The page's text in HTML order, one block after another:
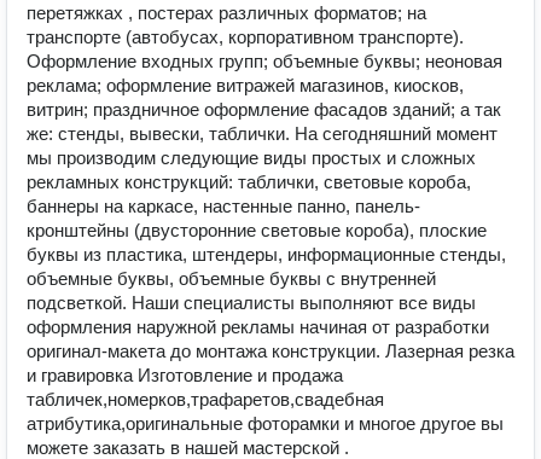
перетяжках , постерах различных форматов; на
транспорте (автобусах, корпоративном транспорте).
Оформление входных групп; объемные буквы; неоновая
реклама; оформление витражей магазинов, киосков,
витрин; праздничное оформление фасадов зданий; а так
же: стенды, вывески, таблички. На сегодняшний момент
мы производим следующие виды простых и сложных
рекламных конструкций: таблички, световые короба,
баннеры на каркасе, настенные панно, панель-
кронштейны (двусторонние световые короба), плоские
буквы из пластика, штендеры, информационные стенды,
объемные буквы, объемные буквы с внутренней
подсветкой. Наши специалисты выполняют все виды
оформления наружной рекламы начиная от разработки
оригинал-макета до монтажа конструкции. Лазерная резка
и гравировка Изготовление и продажа
табличек,номерков,трафаретов,свадебная
атрибутика,оригинальные фоторамки и многое другое вы
можете заказать в нашей мастерской .